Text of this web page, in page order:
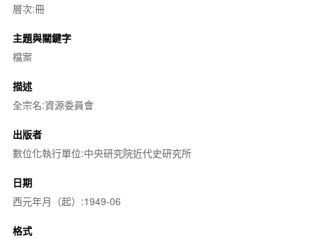
層次:冊
主題與關鍵字
檔案
描述
全宗名:資源委員會
出版者
數位化執行單位:中央研究院近代史研究所
日期
西元年月（起）:1949-06
格式